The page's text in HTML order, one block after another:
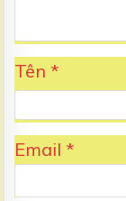
Tên *
Email *